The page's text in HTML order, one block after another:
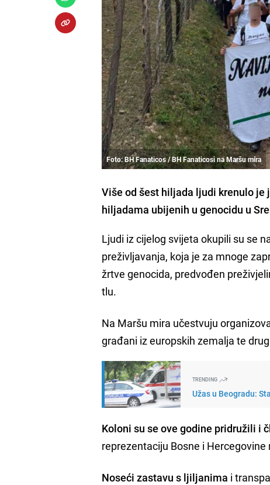
Foto: BH Fanaticos / BH Fanaticosi na Maršu mira
Više od šest hiljada ljudi krenulo
hiljadama ubijenih u genocidu u
Ljudi iz cijelog svijeta okupili su se
preživljavanja, koja je za mnoge
žrtve genocida, predvođen
tlu.
Na Maršu mira učestvuju
građani iz europskih zemalja te
TRENDING
Užas u Beogradu:
Koloni su se ove godine pridružili i
reprezentaciju Bosne i
Noseći zastavu s ljiljanima i